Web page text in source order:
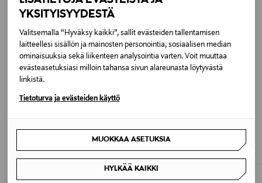
YKSITYISYYDESTÄ
Valitsemalla “Hyväksy kaikki”, sallit evästeiden tallentamisen
laitteellesi sisällön ja mainosten personointia, sosiaalisen median
ominaisuuksia sekä liikenteen analysointia varten. Voit muuttaa
evästeasetuksiasi milloin tahansa sivun alareunasta löytyvästä
linkistä.
Tietoturva ja evästeiden käyttö
MUOKKAA ASETUKSIA
HYLKÄÄ KAIKKI
Hoito-ohjeet
Puhdista mokkanahka mokkaharjalla tai -kumilla.
Suojaa kengät kosteudelta ja tahroilta
asianmukaisella suihkeella.
Koko
TOMMY HILFIGER
TIGER OF SWEDEN
Cele-tennarit